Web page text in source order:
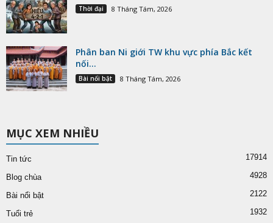
Thời đại 8 Tháng Tám, 2026
Phân ban Ni giới TW khu vực phía Bắc kết
nối...
Bài nổi bật 8 Tháng Tám, 2026
MỤC XEM NHIỀU
Tin tức 17914
Blog chùa 4928
Bài nổi bật 2122
Tuổi trẻ 1932